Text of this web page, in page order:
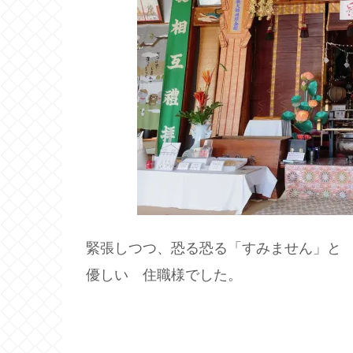
緊張しつつ、恐る恐る「すみません」
優しい 住職様でした。